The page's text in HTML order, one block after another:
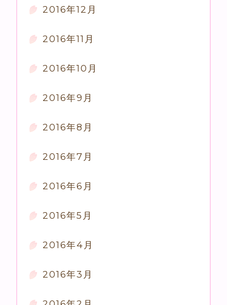
2016年12月
2016年11月
2016年10月
2016年9月
2016年8月
2016年7月
2016年6月
2016年5月
2016年4月
2016年3月